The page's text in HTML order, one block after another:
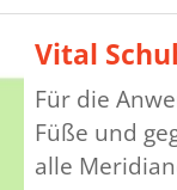
Vital
Für die
Füße und
alle